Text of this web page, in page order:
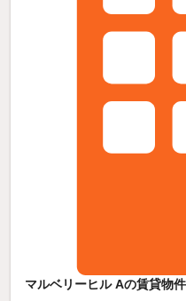
マルベリーヒル Aの賃貸物件